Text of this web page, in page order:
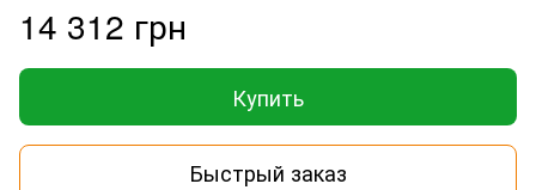
14 312 грн
Купить
Быстрый заказ